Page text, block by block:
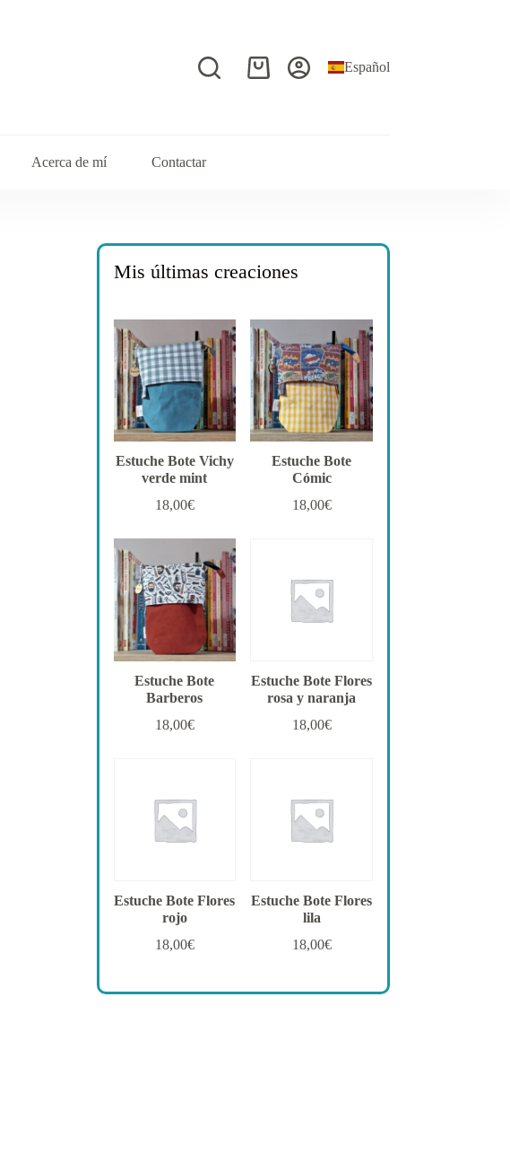
Carro
Español
Acerca de mí Contactar
Mis últimas creaciones
Estuche Bote Vichy
verde mint
18,00€
Estuche Bote
Cómic
18,00€
Estuche Bote
Barberos
18,00€
Estuche Bote Flores
rosa y naranja
18,00€
Estuche Bote Flores
rojo
18,00€
Estuche Bote Flores
lila
18,00€